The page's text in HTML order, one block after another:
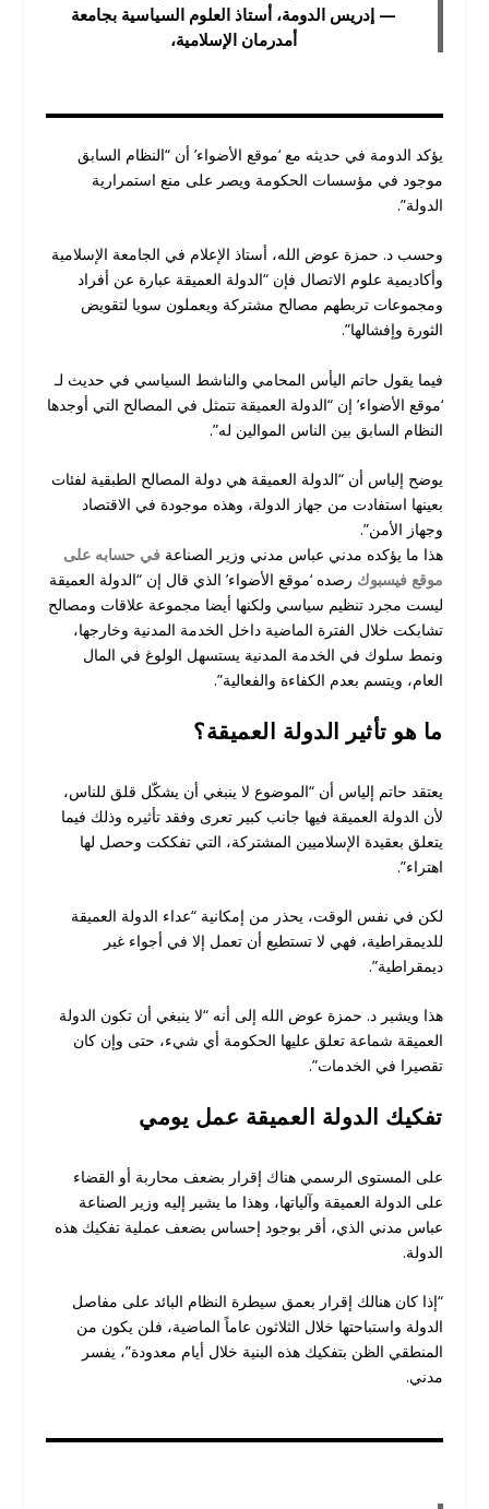
— إدريس الدومة، أستاذ العلوم السياسية بجامعة
أمدرمان الإسلامية،
يؤكد الدومة في حديثه مع ‘موقع الأضواء’ أن “النظام السابق
موجود في مؤسسات الحكومة ويصر على منع استمرارية
الدولة”.
وحسب د. حمزة عوض الله، أستاذ الإعلام في الجامعة الإسلامية
وأكاديمية علوم الاتصال فإن “الدولة العميقة عبارة عن أفراد
ومجموعات تربطهم مصالح مشتركة ويعملون سويا لتقويض
الثورة وإفشالها”.
فيما يقول حاتم اليأس المحامي والناشط السياسي في حديث لـ
‘موقع الأضواء’ إن “الدولة العميقة تتمثل في المصالح التي أوجدها
النظام السابق بين الناس الموالين له”.
يوضح إلياس أن “الدولة العميقة هي دولة المصالح الطبقية لفئات
بعينها استفادت من جهاز الدولة، وهذه موجودة في الاقتصاد
وجهاز الأمن”.
هذا ما يؤكده مدني عباس مدني وزير الصناعةفي حسابه على
موقع فيسبوك رصده ‘موقع الأضواء’ الذي قال إن “الدولة العميقة
ليست مجرد تنظيم سياسي ولكنها أيضا مجموعة علاقات ومصالح
تشابكت خلال الفترة الماضية داخل الخدمة المدنية وخارجها،
ونمط سلوك في الخدمة المدنية يستسهل الولوغ في المال
العام، ويتسم بعدم الكفاءة والفعالية”.
ما هو تأثير الدولة العميقة؟
يعتقد حاتم إلياس أن “الموضوع لا ينبغي أن يشكّل قلق للناس،
لأن الدولة العميقة فيها جانب كبير تعرى وفقد تأثيره وذلك فيما
يتعلق بعقيدة الإسلاميين المشتركة، التي تفككت وحصل لها
اهتراء”.
لكن في نفس الوقت، يحذر من إمكانية “عداء الدولة العميقة
للديمقراطية، فهي لا تستطيع أن تعمل إلا في أجواء غير
ديمقراطية”.
هذا ويشير د. حمزة عوض الله إلى أنه “لا ينبغي أن تكون الدولة
العميقة شماعة تعلق عليها الحكومة أي شيء، حتى وإن كان
تقصيرا في الخدمات”.
تفكيك الدولة العميقة عمل يومي
على المستوى الرسمي هناك إقرار بضعف محاربة أو القضاء
على الدولة العميقة وآلياتها، وهذا ما يشير إليه وزير الصناعة
عباس مدني الذي، أقر بوجود إحساس بضعف عملية تفكيك هذه
الدولة.
“إذا كان هنالك إقرار بعمق سيطرة النظام البائد على مفاصل
الدولة واستباحتها خلال الثلاثون عاماً الماضية، فلن يكون من
المنطقي الظن بتفكيك هذه البنية خلال أيام معدودة”، يفسر
مدني.